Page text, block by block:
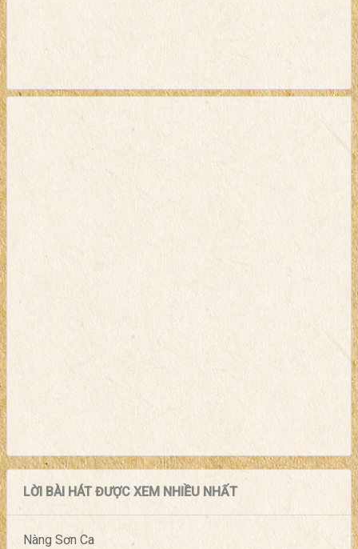
LỜI BÀI HÁT ĐƯỢC XEM NHIỀU NHẤT
Nàng Sơn Ca